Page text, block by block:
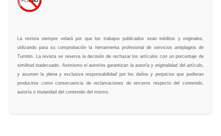
La revista siempre velará por que los trabajos publicados sean inéditos y originales,
utilizando para su comprobación la herramienta profesional de servicios antiplagios de
Turnitin. La revista se reserva la decisión de rechazar los artículos con un porcentaje de
similitud inadecuado. Asimismo el autor/es garantizan la autoría y originalidad del artículo,
y asumen la plena y exclusiva responsabilidad por los daños y perjuicios que pudieran
producirse como consecuencia de reclamaciones de terceros respecto del contenido,
autoría o titularidad del contenido del mismo.